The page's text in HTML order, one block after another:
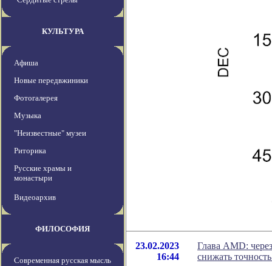
КУЛЬТУРА
Афиша
Новые передвжиники
Фотогалерея
Музыка
"Неизвестные" музеи
Риторика
Русские храмы и
монастыри
Видеоархив
ФИЛОСОФИЯ
Современная русская мысль
23.02.2023
16:44
Глава AMD:
снижать